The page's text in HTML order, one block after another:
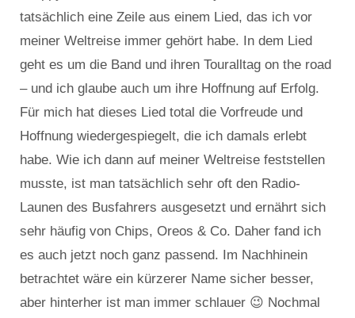
tatsächlich eine Zeile aus einem Lied, das ich vor
meiner Weltreise immer gehört habe. In dem Lied
geht es um die Band und ihren Touralltag on the road
– und ich glaube auch um ihre Hoffnung auf Erfolg.
Für mich hat dieses Lied total die Vorfreude und
Hoffnung wiedergespiegelt, die ich damals erlebt
habe. Wie ich dann auf meiner Weltreise feststellen
musste, ist man tatsächlich sehr oft den Radio-
Launen des Busfahrers ausgesetzt und ernährt sich
sehr häufig von Chips, Oreos & Co. Daher fand ich
es auch jetzt noch ganz passend. Im Nachhinein
betrachtet wäre ein kürzerer Name sicher besser,
aber hinterher ist man immer schlauer 😉 Nochmal